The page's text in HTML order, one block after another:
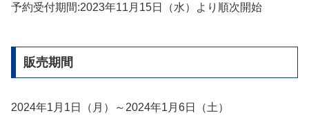
予約受付期間:2023年11月15日（水）より順次開始
販売期間
2024年1月1日（月）～2024年1月6日（土）